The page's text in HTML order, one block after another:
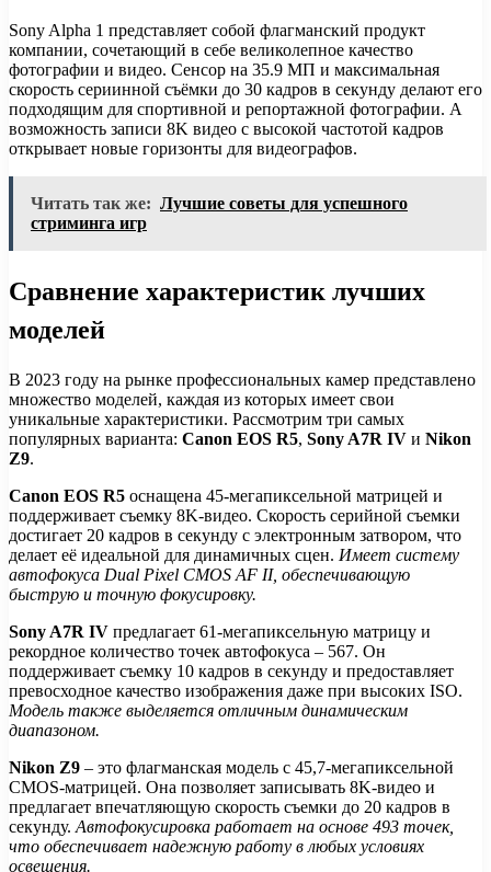
Sony Alpha 1 представляет собой флагманский продукт
компании, сочетающий в себе великолепное качество
фотографии и видео. Сенсор на 35.9 МП и максимальная
скорость сериинной съёмки до 30 кадров в секунду делают его
подходящим для спортивной и репортажной фотографии. А
возможность записи 8K видео с высокой частотой кадров
открывает новые горизонты для видеографов.
Читать так же: Лучшие советы для успешного
стриминга игр
Сравнение характеристик лучших
моделей
В 2023 году на рынке профессиональных камер представлено
множество моделей, каждая из которых имеет свои
уникальные характеристики. Рассмотрим три самых
популярных варианта: Canon EOS R5, Sony A7R IV и Nikon
Z9.
Canon EOS R5 оснащена 45-мегапиксельной матрицей и
поддерживает съемку 8K-видео. Скорость серийной съемки
достигает 20 кадров в секунду с электронным затвором, что
делает её идеальной для динамичных сцен. Имеет систему
автофокуса Dual Pixel CMOS AF II, обеспечивающую
быструю и точную фокусировку.
Sony A7R IV предлагает 61-мегапиксельную матрицу и
рекордное количество точек автофокуса – 567. Он
поддерживает съемку 10 кадров в секунду и предоставляет
превосходное качество изображения даже при высоких ISO.
Модель также выделяется отличным динамическим
диапазоном.
Nikon Z9 – это флагманская модель с 45,7-мегапиксельной
CMOS-матрицей. Она позволяет записывать 8K-видео и
предлагает впечатляющую скорость съемки до 20 кадров в
секунду. Автофокусировка работает на основе 493 точек,
что обеспечивает надежную работу в любых условиях
освещения.